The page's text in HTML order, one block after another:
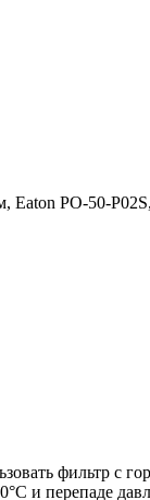
PO-50-
фильтр с
и перепаде